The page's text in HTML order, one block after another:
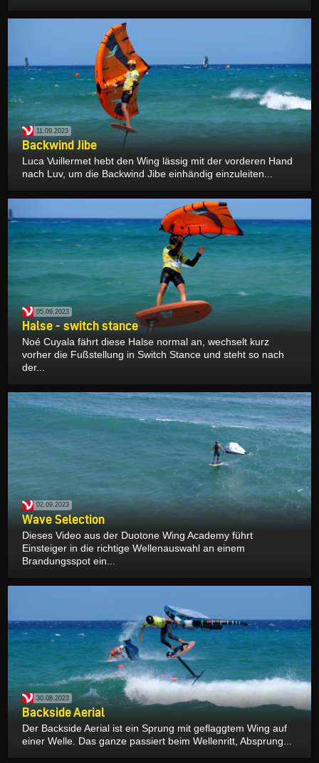
11.09.2023
Backwind Jibe
Luca Vuillermet hebt den Wing lässig mit der vorderen Hand
nach Luv, um die Backwind Jibe einhändig einzuleiten...
05.09.2023
Halse - switch stance
Noé Cuyala fährt diese Halse normal an, wechselt kurz
vorher die Fußstellung in Switch Stance und steht so nach
der...
02.09.2023
Wave Selection
Dieses Video aus der Duotone Wing Academy führt
Einsteiger in die richtige Wellenauswahl an einem
Brandungsspot ein...
30.08.2023
Backside Aerial
Der Backside Aerial ist ein Sprung mit geflaggtem Wing auf
einer Welle. Das ganze passiert beim Wellenritt, Absprung...